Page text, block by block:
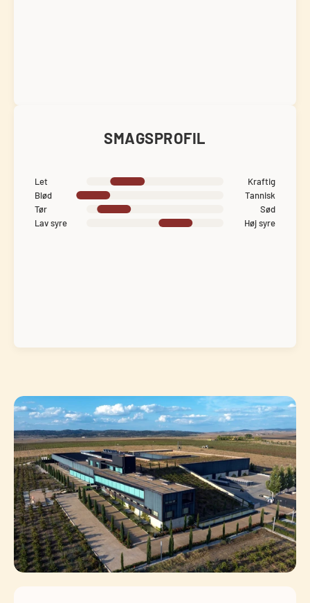
SMAGSPROFIL
Let
Kraftig
Blød
Tannisk
Tør
Sød
Lav syre
Høj syre